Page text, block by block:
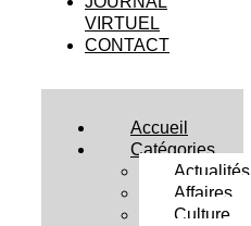
VIRTUEL
CONTACT
Accueil
Catégories
Actualités
Affaires
Culture